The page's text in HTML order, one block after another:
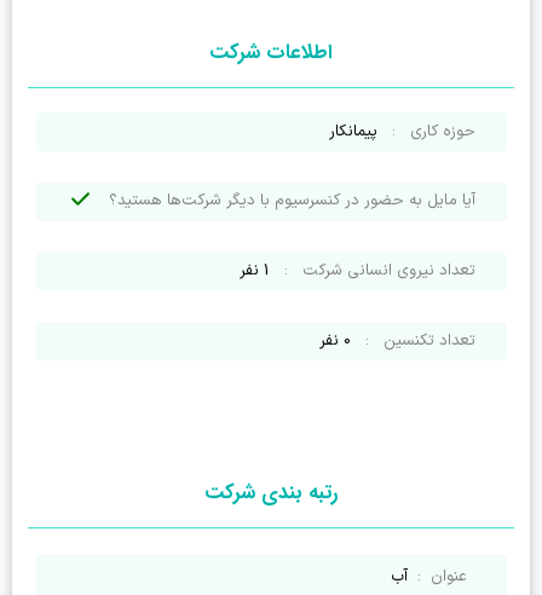
اطلاعات شرکت
حوزه کاری : پیمانکار
آیا مایل به حضور در کنسرسیوم با دیگر شرکت‌ها هستید؟
تعداد نیروی انسانی شرکت :
1 نفر
تعداد تکنسین :
0 نفر
رتبه بندی شرکت
عنوان : آب